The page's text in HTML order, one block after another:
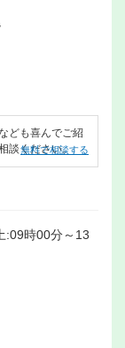
ども喜んでご紹
談ください。
無料で相談する
:09時00分～13